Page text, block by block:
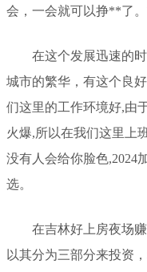
会，一会就可以挣**了
在这个发展迅速的
城市的繁华，有这个良
们这里的工作环境好,由
火爆,所以在我们这里上
没有人会给你脸色,2024
选。
在吉林好上房夜场
以其分为三部分来投资